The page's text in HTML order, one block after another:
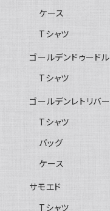
ケース
Tシャツ
ゴールデンドゥードル
Tシャツ
ゴールデンレトリバー
Tシャツ
バッグ
ケース
サモエド
Tシャツ